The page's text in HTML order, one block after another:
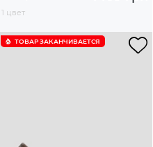
1 цвет
ТОВАР ЗАКАНЧИВАЕТСЯ